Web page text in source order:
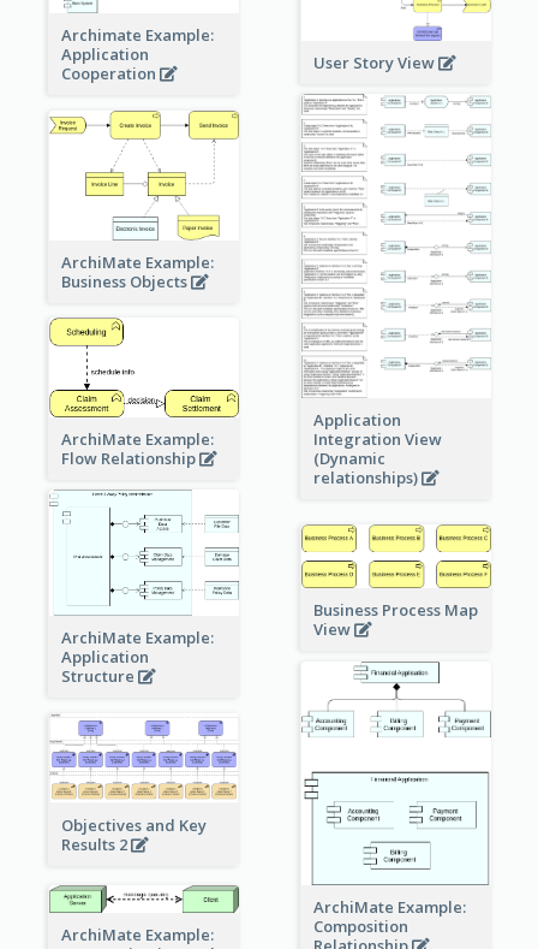
Archimate Example:
Application
Cooperation
User Story View
Application
Integration View
(Dynamic
relationships)
ArchiMate Example:
Business Objects
ArchiMate Example:
Flow Relationship
ArchiMate Example:
Application
Structure
Business Process Map
View
ArchiMate Example:
Composition
Objectives and Key
Results 2
ArchiMate Example: